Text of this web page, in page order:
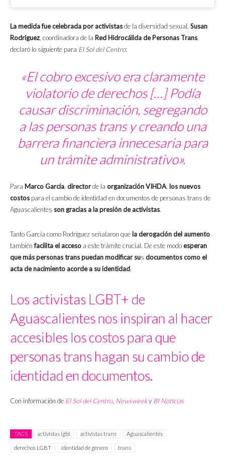
La medida fue celebrada por activistasde la diversidad sexual. Susan
Rodríguez, coordinadora de la Red Hidrocálida de Personas Trans,
declaró lo siguiente para El Sol del Centro:
«El cobro excesivo era claramente
violatorio de derechos […] Podía
causar discriminación, segregando
a las personas trans y creando una
barrera financiera innecesaria para
un trámite administrativo».
Para Marco García, directorde la organización VIHDA, los nuevos
costos para el cambio de identidad en documentos de personas trans de
Aguascalientes son gracias a la presión de activistas.
Tanto García como Rodríguez señalaron que la derogación del aumento
tambiénfacilita el acceso a este trámite crucial. De este modoesperan
que más personas transpuedan modificar sus documentos como el
acta de nacimiento acorde a su identidad.
Los activistas LGBT+ de
Aguascalientes nos inspiran al hacer
accesibles los costos para que
personas trans hagan su cambio de
identidad en documentos.
Con información de El Sol del Centro, Newsweeky BI Noticias
TAGS activistas lgbt activistas trans Aguascalientes
derechos LGBT identidad de género trans